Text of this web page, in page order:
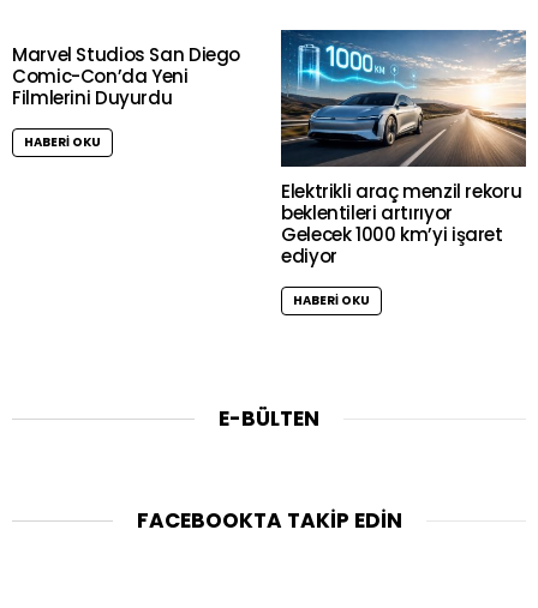
Marvel Studios San Diego
Comic-Con’da Yeni
Filmlerini Duyurdu
HABERI OKU
Elektrikli araç menzil rekoru
beklentileri artırıyor
Gelecek 1000 km’yi işaret
ediyor
HABERI OKU
E-BÜLTEN
FACEBOOKTA TAKIP EDIN